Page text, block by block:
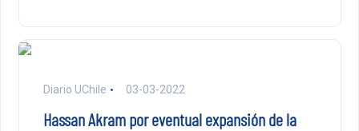
Diario UChile 03-03-2022
Hassan Akram por eventual expansión de la